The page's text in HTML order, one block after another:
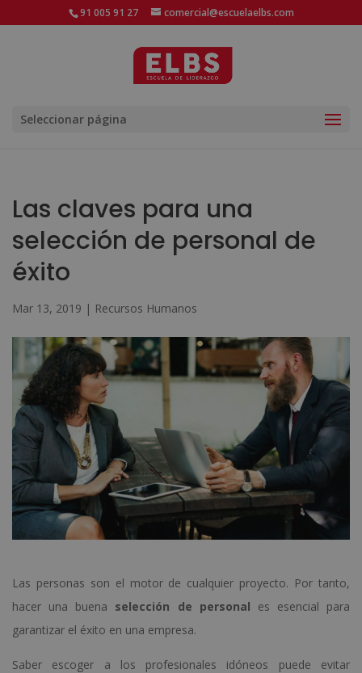
91 005 91 27 comercial@escuelaelbs.com
Seleccionar página
Las claves para una
selección de personal de
éxito
Mar 13, 2019 | Recursos Humanos
Las personas son el motor de cualquier proyecto. Por tanto,
hacer una buena selección de personal es esencial para
garantizar el éxito en una empresa.
Saber escoger a los profesionales idóneos puede evitar